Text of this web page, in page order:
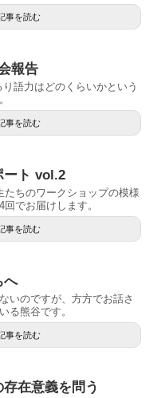
事を読む
報告
語力はどのくらいかという
事を読む
ート vol.2
たちのワークショップの模様
でお届けします。
事を読む
へ
いのですが、方方でお話さ
る熊谷です。
事を読む
在意義を問う